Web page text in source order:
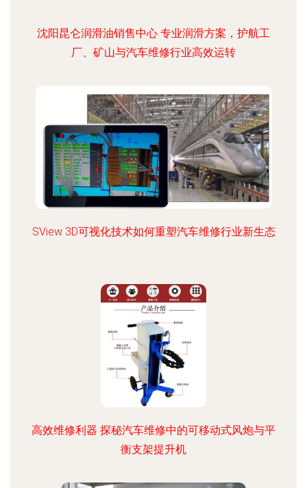
沈阳昆仑润滑油销售中心 专业润滑方案，护航工
厂、矿山与汽车维修行业高效运转
SView 3D可视化技术如何重塑汽车维修行业新生态
高效维修利器 探秘汽车维修中的可移动式风炮与平
衡支架提升机